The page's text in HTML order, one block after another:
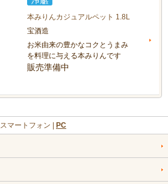
本みりんカジュアルペット 1.8L
宝酒造
お米由来の豊かなコクとうまみ
を料理に与える本みりんです
販売準備中
スマートフォン | PC